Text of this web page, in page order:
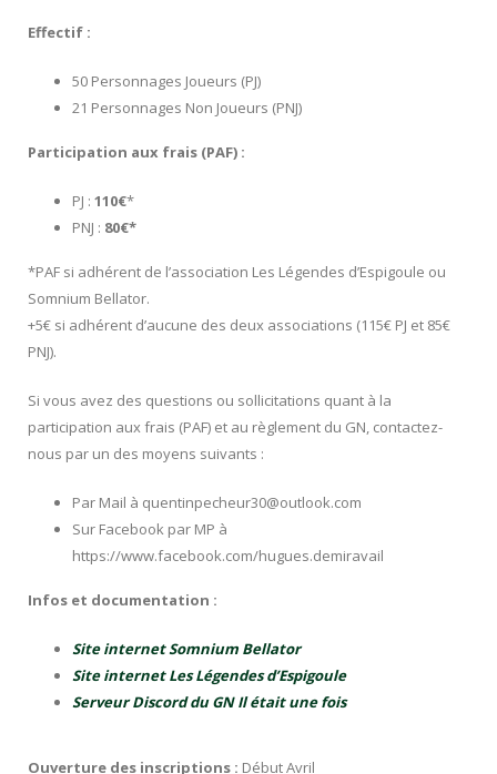
Effectif :
50 Personnages Joueurs (PJ)
21 Personnages Non Joueurs (PNJ)
Participation aux frais (PAF) :
PJ : 110€*
PNJ : 80€*
*PAF si adhérent de l’association Les Légendes d’Espigoule ou
Somnium Bellator.
+5€ si adhérent d’aucune des deux associations (115€ PJ et 85€
PNJ).
Si vous avez des questions ou sollicitations quant à la
participation aux frais (PAF) et au règlement du GN, contactez-
nous par un des moyens suivants :
Par Mail à quentinpecheur30@outlook.com
Sur Facebook par MP à
https://www.facebook.com/hugues.demiravail
Infos et documentation :
Site internet Somnium Bellator
Site internet Les Légendes d’Espigoule
Serveur Discord du GN Il était une fois
Ouverture des inscriptions : Début Avril